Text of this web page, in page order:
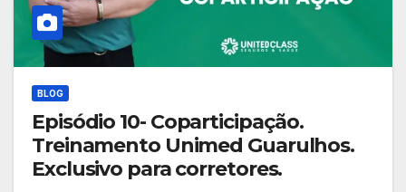
BLOG
Episódio 10- Coparticipação.
Treinamento Unimed Guarulhos.
Exclusivo para corretores.